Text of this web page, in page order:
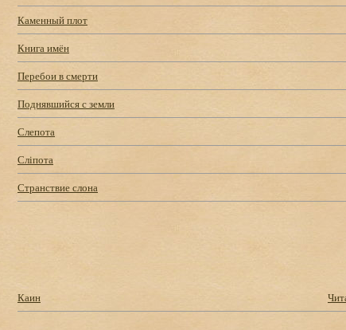
Каменный плот
Книга имён
Перебои в смерти
Поднявшийся с земли
Слепота
Сліпота
Странствие слона
Каин